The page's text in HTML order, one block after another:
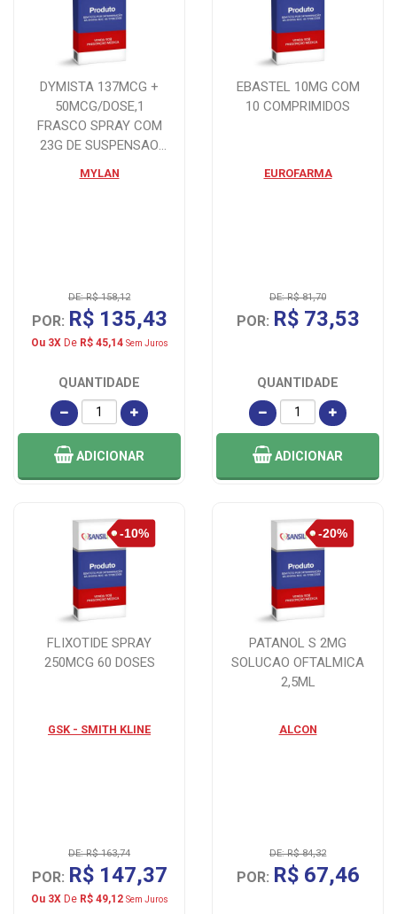
DYMISTA 137MCG +
50MCG/DOSE,1
FRASCO SPRAY COM
23G DE SUSPENSAO
MYLAN
DE: R$ 158,12
POR: R$ 135,43
Ou 3XDe R$ 45,14 Sem Juros
QUANTIDADE
ADICIONAR
EBASTEL 10MG COM
10 COMPRIMIDOS
EUROFARMA
DE: R$ 81,70
POR: R$ 73,53
QUANTIDADE
ADICIONAR
FLIXOTIDE SPRAY
250MCG 60 DOSES
GSK - SMITH KLINE
DE: R$ 163,74
POR: R$ 147,37
Ou 3XDe R$ 49,12 Sem Juros
PATANOL S 2MG
SOLUCAO OFTALMICA
2,5ML
ALCON
DE: R$ 84,32
POR: R$ 67,46